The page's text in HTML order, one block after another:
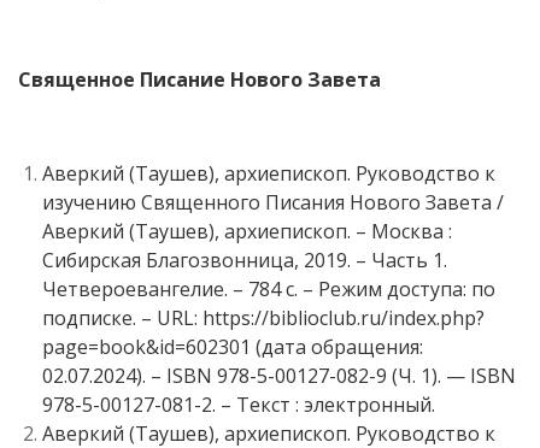
Священное Писание Нового Завета
Аверкий (Таушев), архиепископ. Руководство к
изучению Священного Писания Нового Завета /
Аверкий (Таушев), архиепископ. – Москва :
Сибирская Благозвонница, 2019. – Часть 1.
Четвероевангелие. – 784 с. – Режим доступа: по
подписке. – URL: https://biblioclub.ru/index.php?
page=book&id=602301 (дата обращения:
02.07.2024). – ISBN 978-5-00127-082-9 (Ч. 1). — ISBN
978-5-00127-081-2. – Текст : электронный.
Аверкий (Таушев), архиепископ. Руководство к